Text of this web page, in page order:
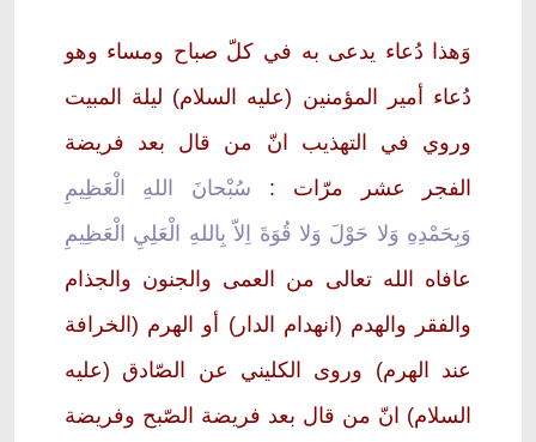
وَهذا دُعاء يدعى به في كلّ صباح ومساء وهو
دُعاء أمير المؤمنين (عليه السلام) ليلة المبيت
وروي في التهذيب انّ من قال بعد فريضة
الفجر عشر مرّات : سُبْحانَ اللهِ الْعَظِيمِ
وَبِحَمْدِهِ وَلا حَوْلَ وَلا قُوَةَ اِلاّ بِاللهِ الْعَلِيِ الْعَظِيمِ
عافاه الله تعالى من العمى والجنون والجذام
والفقر والهدم (انهدام الدار) أو الهرم (الخرافة
عند الهرم) وروى الكليني عن الصّادق (عليه
السلام) انّ من قال بعد فريضة الصّبح وفريضة